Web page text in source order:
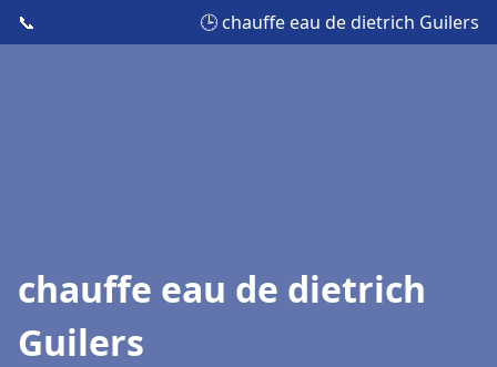
📞 🕒 chauffe eau de dietrich Guilers
chauffe eau de dietrich
Guilers